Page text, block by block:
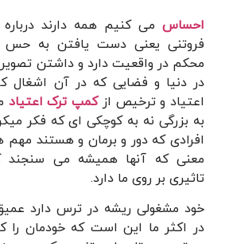
احساس می کنیم همه دارند
فروتنی یعنی دست یافتن به حس
محکم در واقعیت دارد و داشتن تصویر
در دنیا و فضایی که در آن اشغال
اعتیاد و ترخیص ازکمپ ترک اعتیاد
به بزرگی نه به کوچکی ای که فکر
افرادی که دور و برمان و هستند مهم
معنی که آنها همیشه می سنجند
تاثیری بر روی ما دارد.
خود مشغولی ریشه در ترس دارد
در اکثر ما این است که خودمان را